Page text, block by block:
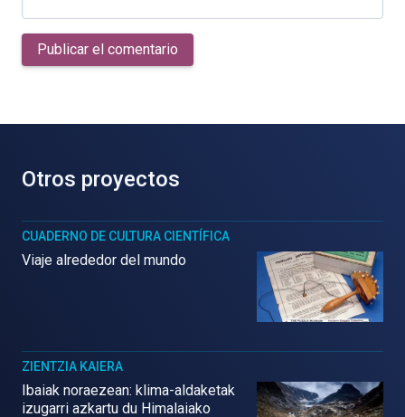
Publicar el comentario
Otros proyectos
CUADERNO DE CULTURA CIENTÍFICA
Viaje alrededor del mundo
ZIENTZIA KAIERA
Ibaiak noraezean: klima-aldaketak
izugarri azkartu du Himalaiako